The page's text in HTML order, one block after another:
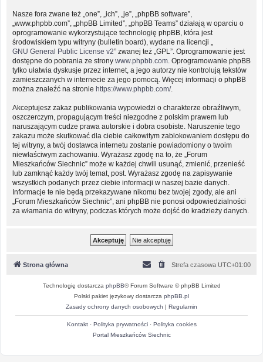
Nasze fora zwane też „one”, „ich”, „je”, „phpBB software”,
„www.phpbb.com”, „phpBB Limited”, „phpBB Teams” działają w oparciu o
oprogramowanie wykorzystujące technologię phpBB, która jest
środowiskiem typu witryny (bulletin board), wydane na licencji „
GNU General Public License v2” zwanej też „GPL”. Oprogramowanie jest
dostępne do pobrania ze strony www.phpbb.com . Oprogramowanie phpBB
tylko ułatwia dyskusje przez internet, a jego autorzy nie kontrolują tekstów
zamieszczanych w internecie za jego pomocą. Więcej informacji o phpBB
można znaleźć na stronie https://www.phpbb.com/.
Akceptujesz zakaz publikowania wypowiedzi o charakterze obraźliwym,
oszczerczym, propagującym treści niezgodne z polskim prawem lub
naruszającym cudze prawa autorskie i dobra osobiste. Naruszenie tego
zakazu może skutkować dla ciebie całkowitym zablokowaniem dostępu do
tej witryny, a twój dostawca internetu zostanie powiadomiony o twoim
niewłaściwym zachowaniu. Wyrażasz zgodę na to, że „Forum
Mieszkańców Siechnic” może w każdej chwili usunąć, zmienić, przenieść
lub zamknąć każdy twój temat, post. Wyrażasz zgodę na zapisywanie
wszystkich podanych przez ciebie informacji w naszej bazie danych.
Informacje te nie będą przekazywane nikomu bez twojej zgody, ale ani
„Forum Mieszkańców Siechnic”, ani phpBB nie ponosi odpowiedzialności
za włamania do witryny, podczas których może dojść do kradzieży danych.
Strona główna Strefa czasowa UTC+01:00
Technologię dostarcza phpBB® Forum Software © phpBB Limited
Polski pakiet językowy dostarcza phpBB.pl
Zasady ochrony danych osobowych | Regulamin
Kontakt· Polityka prywatności· Polityka cookies
Portal Mieszkańców Siechnic